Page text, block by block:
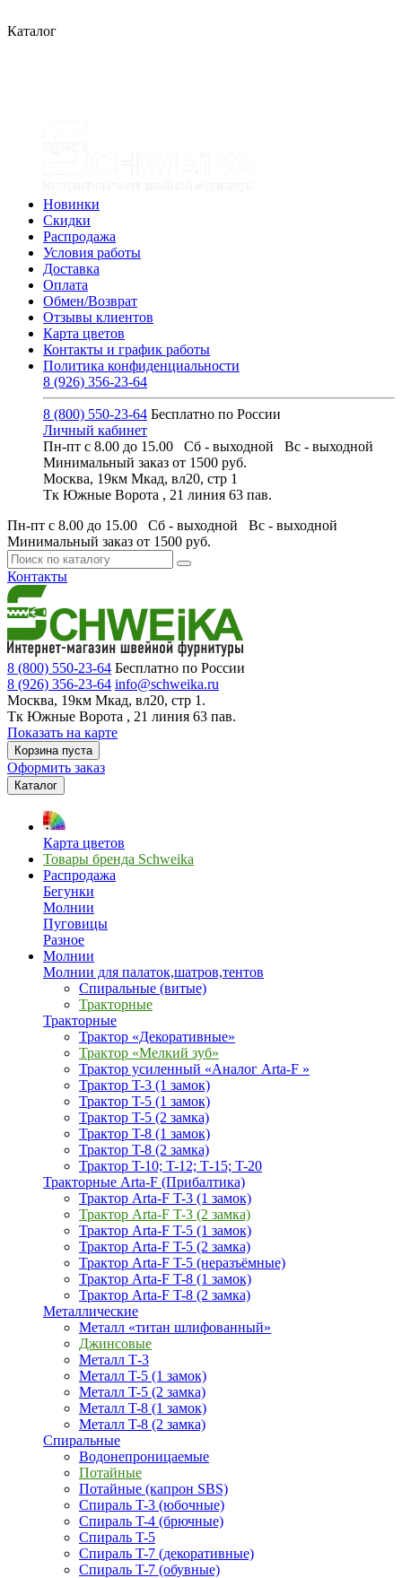
Каталог
Новинки
Скидки
Распродажа
Условия работы
Доставка
Оплата
Обмен/Возврат
Отзывы клиентов
Карта цветов
Контакты и график работы
Политика конфиденциальности
8 (926) 356-23-64
8 (800) 550-23-64 Бесплатно по России
Личный кабинет
Пн-пт с 8.00 до 15.00 Сб - выходной Вс - выходной
Минимальный заказ от 1500 руб.
Москва, 19км Мкад, вл20, стр 1
Тк Южные Ворота , 21 линия 63 пав.
Пн-пт с 8.00 до 15.00 Сб - выходной Вс - выходной
Минимальный заказ от 1500 руб.
Контакты
8 (800) 550-23-64 Бесплатно по России
8 (926) 356-23-64 info@schweika.ru
Москва, 19км Мкад, вл20, стр 1.
Тк Южные Ворота , 21 линия 63 пав.
Показать на карте
Корзина пуста
Оформить заказ
Каталог
Карта цветов
Товары бренда Schweika
Распродажа
Бегунки
Молнии
Пуговицы
Разное
Молнии
Молнии для палаток,шатров,тентов
Спиральные (витые)
Тракторные
Тракторные
Трактор «Декоративные»
Трактор «Мелкий зуб»
Трактор усиленный «Аналог Arta-F »
Трактор T-3 (1 замок)
Трактор T-5 (1 замок)
Трактор T-5 (2 замка)
Трактор T-8 (1 замок)
Трактор T-8 (2 замка)
Трактор T-10; T-12; Т-15; T-20
Тракторные Arta-F (Прибалтика)
Трактор Arta-F T-3 (1 замок)
Трактор Arta-F T-3 (2 замка)
Трактор Arta-F T-5 (1 замок)
Трактор Arta-F T-5 (2 замка)
Трактор Arta-F T-5 (неразъёмные)
Трактор Arta-F T-8 (1 замок)
Трактор Arta-F T-8 (2 замка)
Металлические
Металл «титан шлифованный»
Джинсовые
Металл Т-3
Металл T-5 (1 замок)
Металл T-5 (2 замка)
Металл T-8 (1 замок)
Металл T-8 (2 замка)
Спиральные
Водонепроницаемые
Потайные
Потайные (капрон SBS)
Спираль T-3 (юбочные)
Спираль T-4 (брючные)
Спираль T-5
Спираль T-7 (декоративные)
Спираль T-7 (обувные)